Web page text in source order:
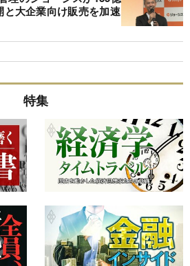
大企業向け販売を加速
特集